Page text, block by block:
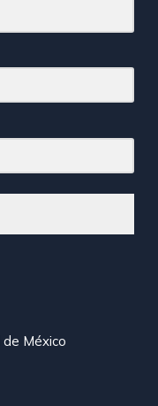
de México